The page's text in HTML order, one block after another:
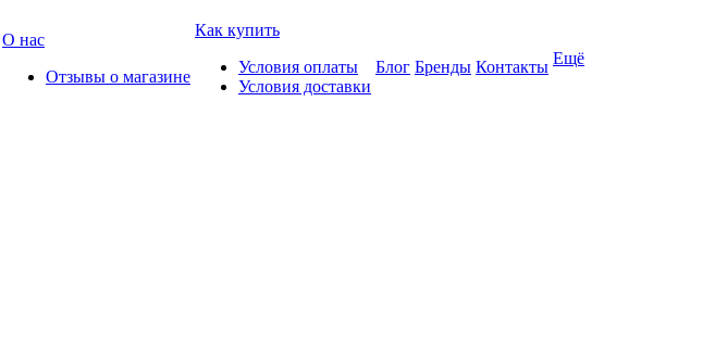
О нас
Отзывы о магазине
Как купить
Условия оплаты
Условия доставки
Блог Бренды Контакты Ещё